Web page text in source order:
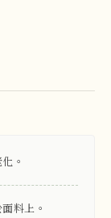
。
料上。